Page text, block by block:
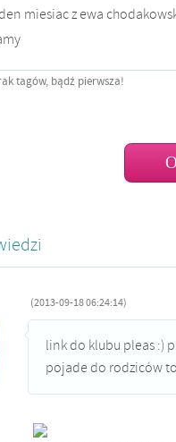
miesiac z ewa
tagów, bądź pierwsza!
(2013-09-18 06:24:14)
link do klubu pleas :)
pojade do rodziców